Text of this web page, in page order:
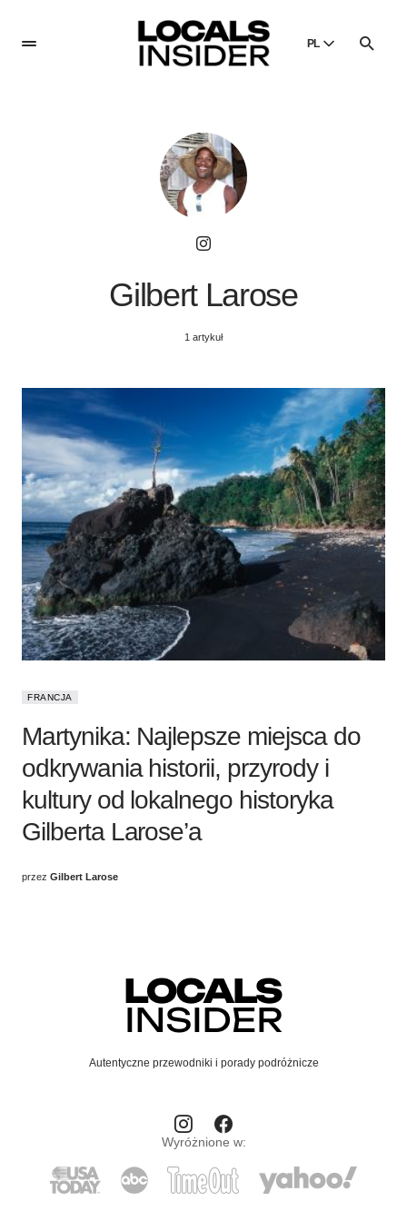
PL
Dansk
Danish
Polski
Poland
Русский
Gilbert Larose
1 artykuł
FRANCJA
Martynika: Najlepsze miejsca do
odkrywania historii, przyrody i
kultury od lokalnego historyka
Gilberta Larose’a
przez Gilbert Larose
Autentyczne przewodniki i porady podróżnicze
Wyróżnione w: